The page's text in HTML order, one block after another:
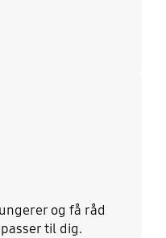
og få råd
til dig.